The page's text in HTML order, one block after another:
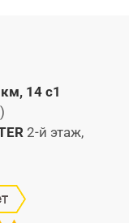
14 с1
2-й этаж,